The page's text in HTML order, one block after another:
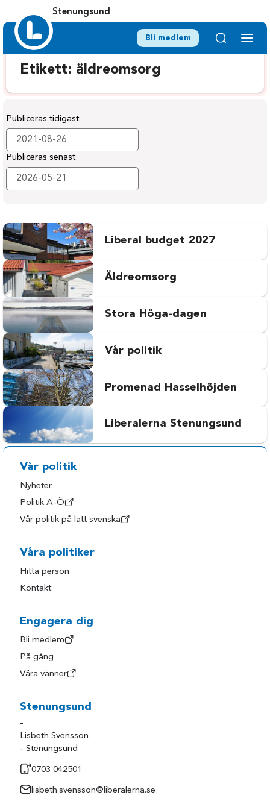
Stenungsund
Bli medlem
Etikett: äldreomsorg
Publiceras tidigast
Publiceras senast
Liberal budget 2027
Äldreomsorg
Stora Höga-dagen
Vår politik
Promenad Hasselhöjden
Liberalerna Stenungsund
Vår politik
Nyheter
Politik A-Ö
Vår politik på lätt svenska
Våra politiker
Hitta person
Kontakt
Engagera dig
Bli medlem
På gång
Våra vänner
Stenungsund
-
Lisbeth Svensson
- Stenungsund
0703 042501
lisbeth.svensson@liberalerna.se